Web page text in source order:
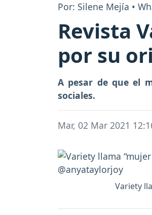
Por: Silene Mejía •
Revista
por su
A pesar de que el
sociales.
Mar, 02 Mar 2021
Variety